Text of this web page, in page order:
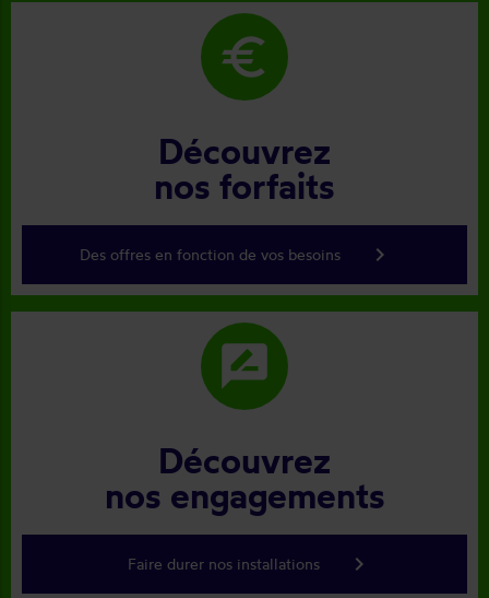
euro
Découvrez
nos forfaits
Des offres en fonction de vos besoins keyboard_arrow_right
rate_review
Découvrez
nos engagements
Faire durer nos installations keyboard_arrow_right